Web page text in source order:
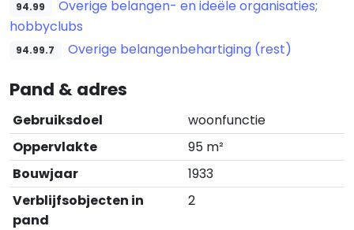
94.99
Overige belangen- en ideële organisaties;
hobbyclubs
94.99.7 Overige belangenbehartiging (rest)
Pand & adres
Gebruiksdoel
woonfunctie
Oppervlakte
95 m²
Bouwjaar
1933
Verblijfsobjecten in
pand
2